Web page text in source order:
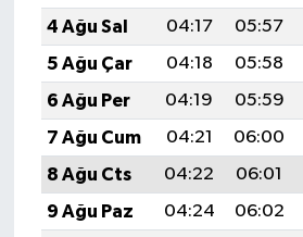
4 Ağu Sal
04:17 05:57
5 Ağu Çar
04:18 05:58
6 Ağu Per
04:19 05:59
7 Ağu Cum
04:21 06:00
8 Ağu Cts
04:22 06:01
9 Ağu Paz
04:24 06:02